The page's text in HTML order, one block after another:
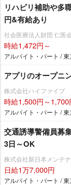
リハビリ補助や多
円&有給あり
社会医療法人財団 仁医
時給1,472円～
アルバイト・パート /
アプリのオープニ
株式会社ハイファイブ
時給1,500円～1,700
アルバイト・パート /
交通誘導警備員募
3日～OK
株式会社新日本メンテ
日給1万7,000円
アルバイト・パート /